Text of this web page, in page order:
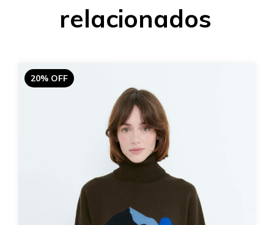
relacionados
20% OFF